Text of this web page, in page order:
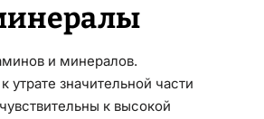
и минералов.
утрате значительной части
к высокой